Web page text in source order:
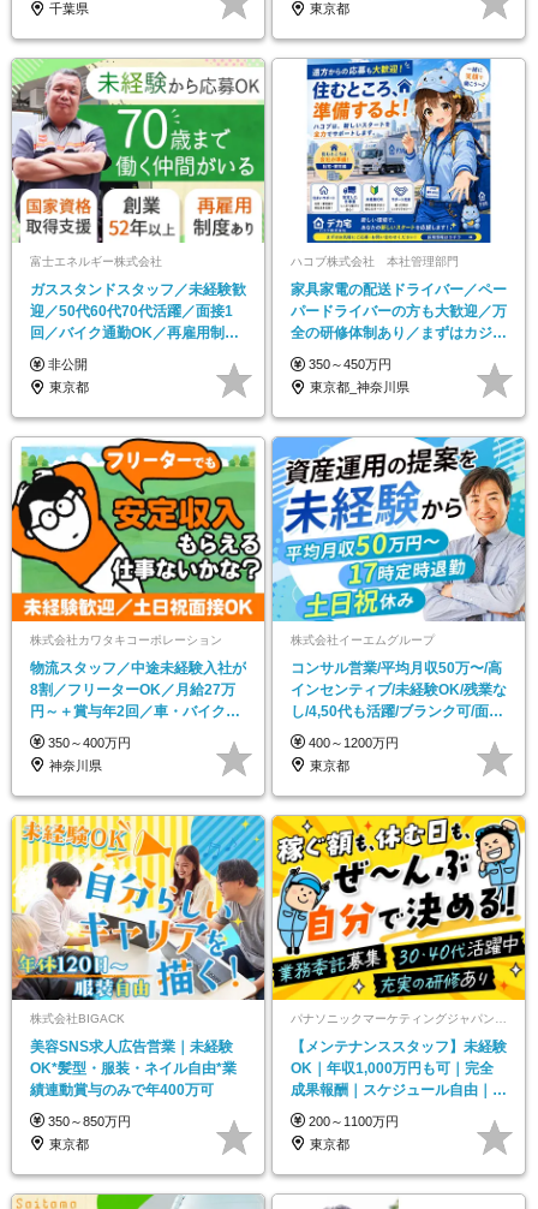
千葉県
東京都
富士エネルギー株式会社
ガススタンドスタッフ／未経験歓
迎／50代60代70代活躍／面接1
回／バイク通勤OK／再雇用制度
あり／賞与年2回
非公開
東京都
ハコブ株式会社 本社管理部門
家具家電の配送ドライバー／ペー
パードライバーの方も大歓迎／万
全の研修体制あり／まずはカジュ
アル面談もOK
350～450万円
東京都_神奈川県
株式会社カワタキコーポレーション
物流スタッフ／中途未経験入社が
8割／フリーターOK／月給27万
円～＋賞与年2回／車・バイク通
勤OK
350～400万円
神奈川県
株式会社イーエムグループ
コンサル営業/平均月収50万〜/高
インセンティブ/未経験OK/残業な
し/4,50代も活躍/ブランク可/面接
1回
400～1200万円
東京都
株式会社BIGACK
美容SNS求人広告営業｜未経験
OK*髪型・服装・ネイル自由*業
績連動賞与のみで年400万可
350～850万円
東京都
【メンテナンススタッフ】未経験
OK｜年収1,000万円も可｜完全
成果報酬｜スケジュール自由｜業
務委託募集
200～1100万円
東京都